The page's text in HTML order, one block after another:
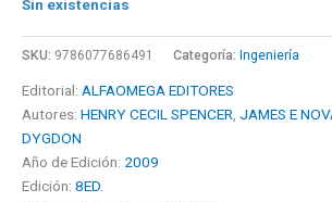
Sin existencias
SKU: 9786077686491 Categoría: Ingeniería
Editorial: ALFAOMEGA EDITORES
Autores: HENRY CECIL SPENCER, JAMES E
DYGDON
Año de Edición: 2009
Edición: 8ED.